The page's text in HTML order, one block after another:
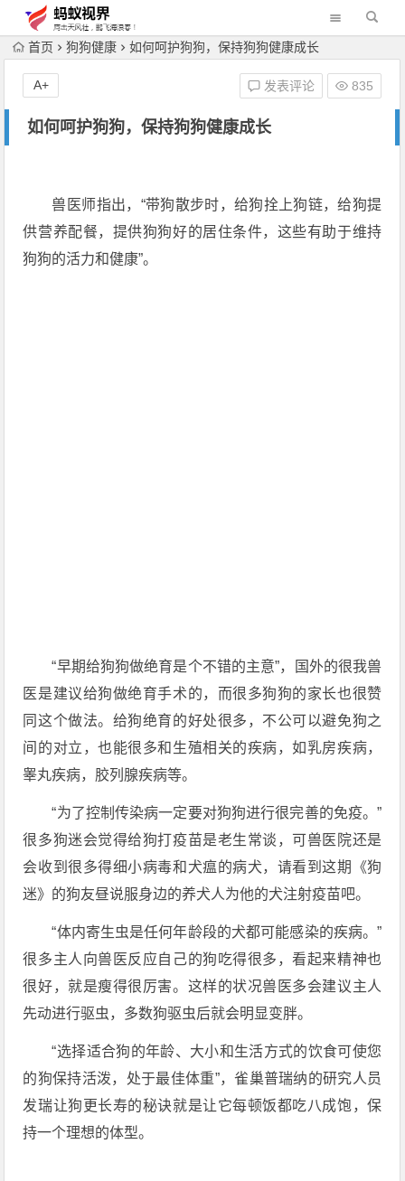
首页 狗狗健康 如何呵护狗狗，保持狗狗健康成长
如何呵护狗狗，保持狗狗健康成长
发表评论 835
A+
兽医师指出，“带狗散步时，给狗拴上狗链，给狗提
供营养配餐，提供狗狗好的居住条件，这些有助于维持
狗狗的活力和健康”。
“早期给狗狗做绝育是个不错的主意”，国外的很我兽
医是建议给狗做绝育手术的，而很多狗狗的家长也很赞
同这个做法。给狗绝育的好处很多，不公可以避免狗之
间的对立，也能很多和生殖相关的疾病，如乳房疾病，
睾丸疾病，胶列腺疾病等。
“为了控制传染病一定要对狗狗进行很完善的免疫。”
很多狗迷会觉得给狗打疫苗是老生常谈，可兽医院还是
会收到很多得细小病毒和犬瘟的病犬，请看到这期《狗
迷》的狗友昼说服身边的养犬人为他的犬注射疫苗吧。
“体内寄生虫是任何年龄段的犬都可能感染的疾病。”
很多主人向兽医反应自己的狗吃得很多，看起来精神也
很好，就是瘦得很厉害。这样的状况兽医多会建议主人
先动进行驱虫，多数狗驱虫后就会明显变胖。
“选择适合狗的年龄、大小和生活方式的饮食可使您
的狗保持活泼，处于最佳体重”，雀巢普瑞纳的研究人员
发瑞让狗更长寿的秘诀就是让它每顿饭都吃八成饱，保
持一个理想的体型。